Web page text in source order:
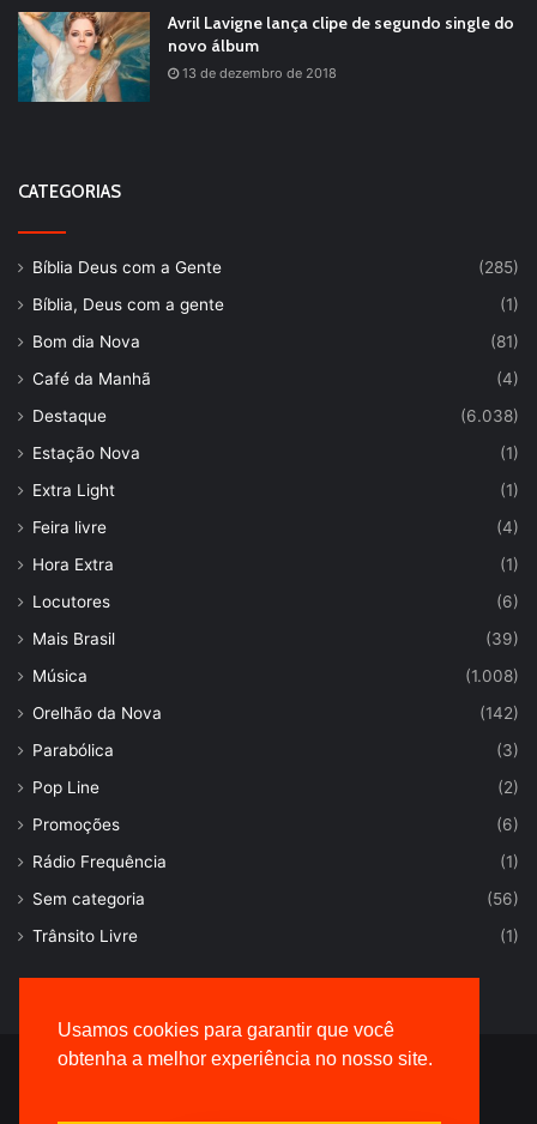
Usamos cookies para garantir que você
obtenha a melhor experiência no nosso site.
Avril Lavigne lança clipe de segundo single do
novo álbum
13 de dezembro de 2018
CATEGORIAS
Bíblia Deus com a Gente
(285)
Bíblia, Deus com a gente
(1)
Bom dia Nova
(81)
Café da Manhã
(4)
Destaque
(6.038)
Estação Nova
(1)
Extra Light
(1)
Feira livre
(4)
Hora Extra
(1)
Locutores
(6)
Mais Brasil
(39)
Música
(1.008)
Orelhão da Nova
(142)
Parabólica
(3)
Pop Line
(2)
Promoções
(6)
Rádio Frequência
(1)
Sem categoria
(56)
Trânsito Livre
(1)